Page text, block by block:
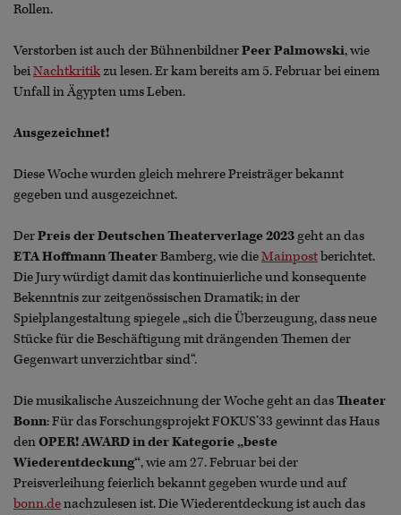
Rollen.
Verstorben ist auch der BühnenbildnerPeer Palmowski, wie
beiNachtkritikzu lesen. Er kam bereits am 5. Februar bei einem
Unfall in Ägypten ums Leben.
Ausgezeichnet!
Diese Woche wurden gleich mehrere Preisträger bekannt
gegeben und ausgezeichnet.
DerPreis der Deutschen Theaterverlage 2023geht an das
ETA Hoffmann TheaterBamberg, wie dieMainpostberichtet.
Die Jury würdigt damit das kontinuierliche und konsequente
Bekenntnis zur zeitgenössischen Dramatik; in der
Spielplangestaltung spiegele „sich die Überzeugung, dass neue
Stücke für die Beschäftigung mit drängenden Themen der
Gegenwart unverzichtbar sind“.
Die musikalische Auszeichnung der Woche geht an dasTheater
Bonn: Für das Forschungsprojekt FOKUS’33 gewinnt das Haus
denOPER! AWARD in der Kategorie „beste
Wiederentdeckung“, wie am 27. Februar bei der
Preisverleihung feierlich bekannt gegeben wurde und auf
bonn.denachzulesen ist. Die Wiederentdeckung ist auch das